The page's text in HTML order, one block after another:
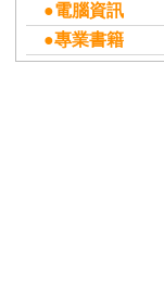
●電腦資訊
●專業書籍